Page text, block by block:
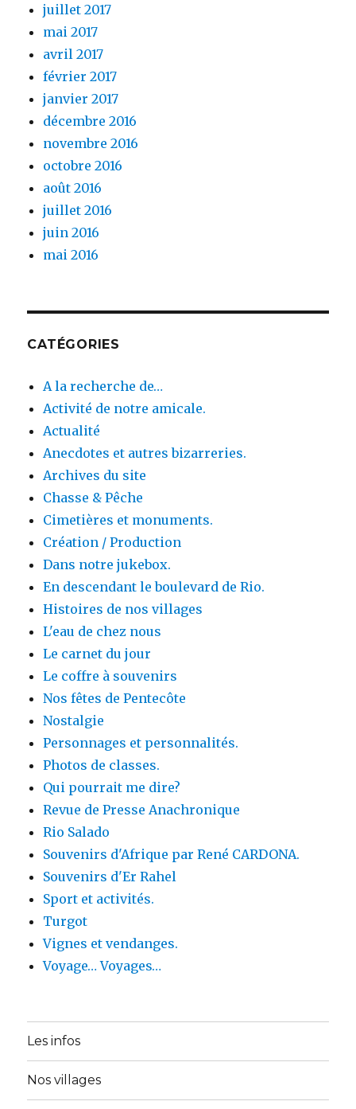
juillet 2017
mai 2017
avril 2017
février 2017
janvier 2017
décembre 2016
novembre 2016
octobre 2016
août 2016
juillet 2016
juin 2016
mai 2016
CATÉGORIES
A la recherche de…
Activité de notre amicale.
Actualité
Anecdotes et autres bizarreries.
Archives du site
Chasse & Pêche
Cimetières et monuments.
Création / Production
Dans notre jukebox.
En descendant le boulevard de Rio.
Histoires de nos villages
L'eau de chez nous
Le carnet du jour
Le coffre à souvenirs
Nos fêtes de Pentecôte
Nostalgie
Personnages et personnalités.
Photos de classes.
Qui pourrait me dire?
Revue de Presse Anachronique
Rio Salado
Souvenirs d'Afrique par René CARDONA.
Souvenirs d'Er Rahel
Sport et activités.
Turgot
Vignes et vendanges.
Voyage… Voyages…
Les infos
Nos villages